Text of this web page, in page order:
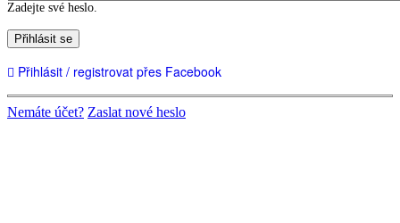
Zadejte své heslo.
Přihlásit se
Přihlásit / registrovat přes Facebook
Nemáte účet? Zaslat nové heslo